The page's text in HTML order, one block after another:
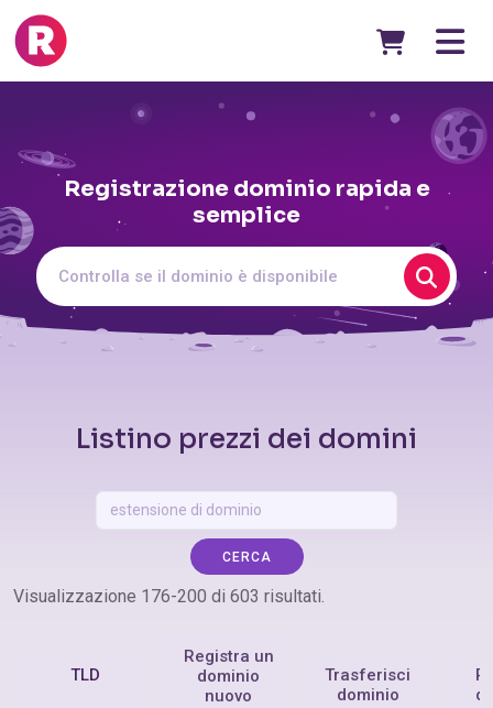
Registrazione dominio rapida e
semplice
Listino prezzi dei domini
CERCA
Visualizzazione 176-200 di 603 risultati.
TLD
Registra un
dominio
nuovo
Trasferisci
dominio